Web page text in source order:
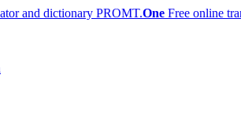
PROMT.One Free online